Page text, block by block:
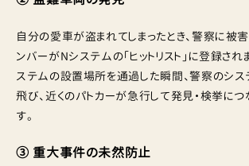
自分の愛車が盗まれてしまったとき、警察に被
ンバーがNシステムの「ヒットリスト」に登録さ
ステムの設置場所を通過した瞬間、警察のシス
飛び、近くのパトカーが急行して発見・検挙につ
す。
③ 重大事件の未然防止